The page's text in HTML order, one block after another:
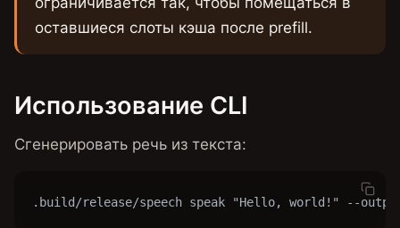
оставшиеся слоты кэша после prefill.
Использование CLI
Сгенерировать речь из текста:
.build/release/speech speak "Hello, world!" --